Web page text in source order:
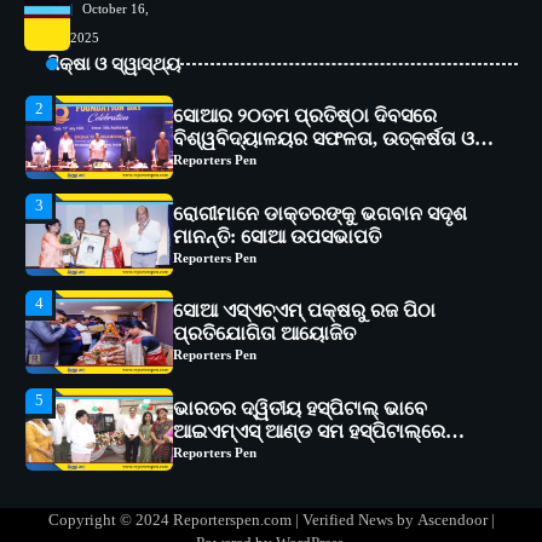
October 16,
2025
ଶିକ୍ଷା ଓ ସ୍ୱାସ୍ଥ୍ୟ
2
ଅଗ୍ରଗତିର ସ୍ମୃତିଚାରଣ
Reporters Pen
3
ରୋଗୀମାନେ ଡାକ୍ତରଙ୍କୁ ଭଗବାନ ସଦୃଶ
ମାନନ୍ତି: ସୋଆ ଉପସଭାପତି
Reporters Pen
4
ସୋଆ ଏସ୍‌ଏଚ୍‌ଏମ୍ ପକ୍ଷରୁ ରଜ ପିଠା
ପ୍ରତିଯୋଗିତା ଆୟୋଜିତ
Reporters Pen
5
ଭାରତର ଦ୍ୱିତୀୟ ହସ୍ପିଟାଲ୍ ଭାବେ
ଆଇଏମ୍‌ଏସ୍ ଆଣ୍ଡ ସମ ହସ୍ପିଟାଲ୍‌ରେ
ଅତ୍ୟାଧୁନିକ ଡିଜିସ୍କାନର ସ୍ଥାପନ
Reporters Pen
1
ସୋଆ ପକ୍ଷରୁ ରାୱେ କାର୍ଯ୍ୟକ୍ରମ ଅଧୀନରେ
୧୧ଟି ଗ୍ରାମରେ ୧୬ଟି କୃଷକ ପ୍ରଶିକ୍ଷଣ
କାର୍ଯ୍ୟକ୍ରମ ଆୟୋଜିତ
Reporters Pen
ବିଶ୍ୱବିଦ୍ୟାଳୟର ସଫଳତା, ଉତ୍କର୍ଷତା ଓ
Copyright © 2024 Reporterspen.com | Verified News by Ascendoor|